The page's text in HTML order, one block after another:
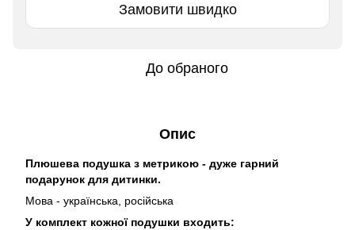
Замовити швидко
До обраного
Опис
Плюшева подушка з метрикою - дуже гарний
подарунок для дитинки.
Мова - українська, російська
У комплект кожної подушки входить: